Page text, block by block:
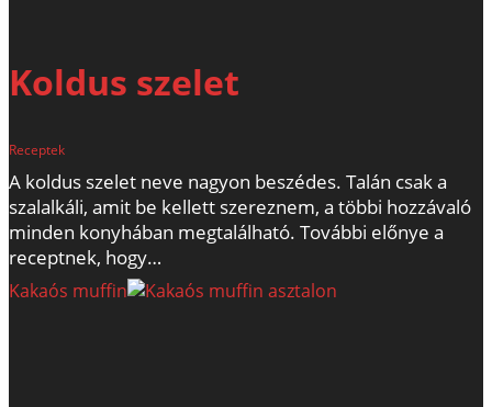
Koldus szelet
Receptek
A koldus szelet neve nagyon beszédes. Talán csak a
szalalkáli, amit be kellett szereznem, a többi hozzávaló
minden konyhában megtalálható. További előnye a
receptnek, hogy…
Kakaós muffin